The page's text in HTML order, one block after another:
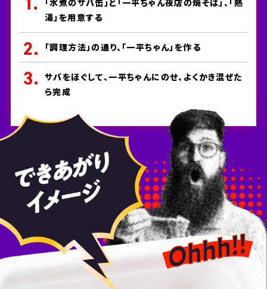
湯」を用意する
「調理方法」の通り、「一平ちゃん」を作る
サバをほぐして、一平ちゃんにのせ、よくかき混ぜた
ら完成